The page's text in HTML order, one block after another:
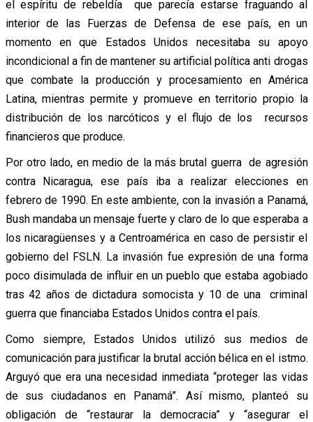
el espíritu de rebeldía que parecía estarse fraguando al
interior de las Fuerzas de Defensa de ese país, en un
momento en que Estados Unidos necesitaba su apoyo
incondicional a fin de mantener su artificial política anti drogas
que combate la producción y procesamiento en América
Latina, mientras permite y promueve en territorio propio la
distribución de los narcóticos y el flujo de los recursos
financieros que produce.
Por otro lado, en medio de la más brutal guerra de agresión
contra Nicaragua, ese país iba a realizar elecciones en
febrero de 1990. En este ambiente, con la invasión a Panamá,
Bush mandaba un mensaje fuerte y claro de lo que esperaba a
los nicaragüenses y a Centroamérica en caso de persistir el
gobierno del FSLN. La invasión fue expresión de una forma
poco disimulada de influir en un pueblo que estaba agobiado
tras 42 años de dictadura somocista y 10 de una criminal
guerra que financiaba Estados Unidos contra el país.
Como siempre, Estados Unidos utilizó sus medios de
comunicación para justificar la brutal acción bélica en el istmo.
Arguyó que era una necesidad inmediata “proteger las vidas
de sus ciudadanos en Panamá”. Así mismo, planteó su
obligación de “restaurar la democracia” y “asegurar el